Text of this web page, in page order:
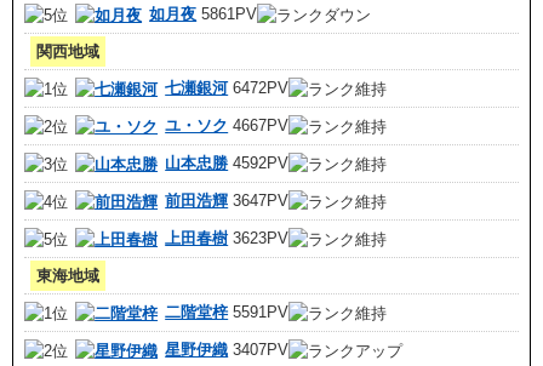
如月夜 5861PV
関西地域
七瀬銀河6472PV
ユ・ソク 4667PV
山本忠勝 4592PV
前田浩輝 3647PV
上田春樹 3623PV
東海地域
二階堂梓 5591PV
星野伊織 3407PV